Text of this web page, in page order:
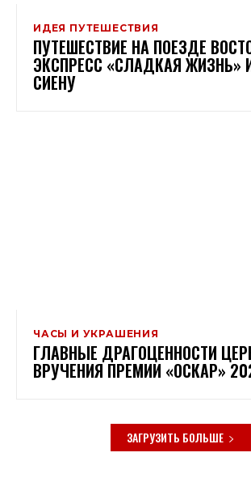
ИДЕЯ ПУТЕШЕСТВИЯ
ПУТЕШЕСТВИЕ НА ПОЕЗДЕ
ЭКСПРЕСС «СЛАДКАЯ ЖИЗНЬ»
СИЕНУ
ЧАСЫ И УКРАШЕНИЯ
ГЛАВНЫЕ ДРАГОЦЕННОСТИ
ВРУЧЕНИЯ ПРЕМИИ «ОСКАР»
ЗАГРУЗИТЬ БОЛЬШЕ